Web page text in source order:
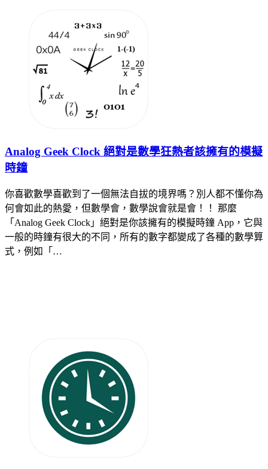
Analog Geek Clock 絕對是數學狂熱者該擁有的模擬
時鐘
你喜歡數學喜歡到了一個無法自拔的境界嗎？別人都不懂你為
何會如此的熱愛，但數學會，數學說會就是會！！ 那麼
「Analog Geek Clock」絕對是你該擁有的模擬時鐘 App，它與
一般的時鐘有很大的不同，所有的數字都變成了各種的數學算
式，例如「…